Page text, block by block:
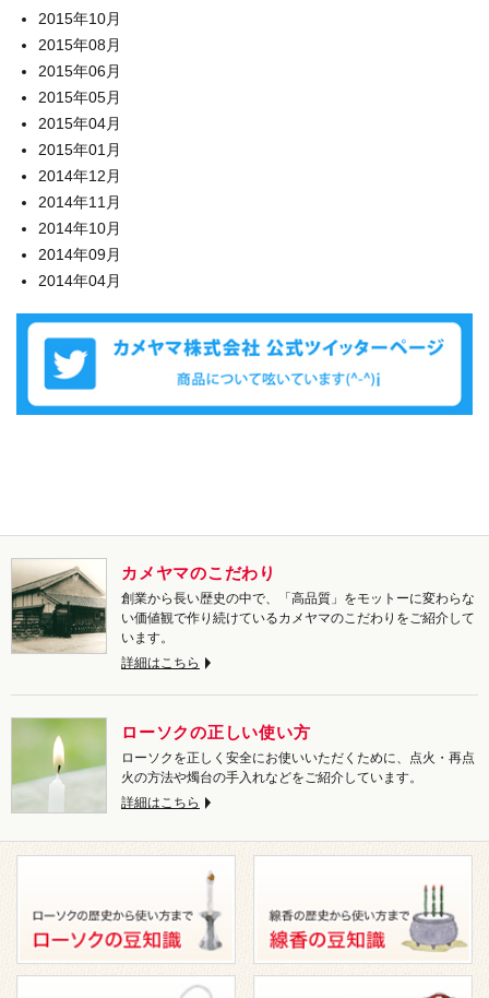
2015年10月
2015年08月
2015年06月
2015年05月
2015年04月
2015年01月
2014年12月
2014年11月
2014年10月
2014年09月
2014年04月
カメヤマのこだわり
創業から長い歴史の中で、「高品質」をモットーに変わらな
い価値観で作り続けているカメヤマのこだわりをご紹介して
います。
詳細はこちら
ローソクの正しい使い方
ローソクを正しく安全にお使いいただくために、点火・再点
火の方法や燭台の手入れなどをご紹介しています。
詳細はこちら